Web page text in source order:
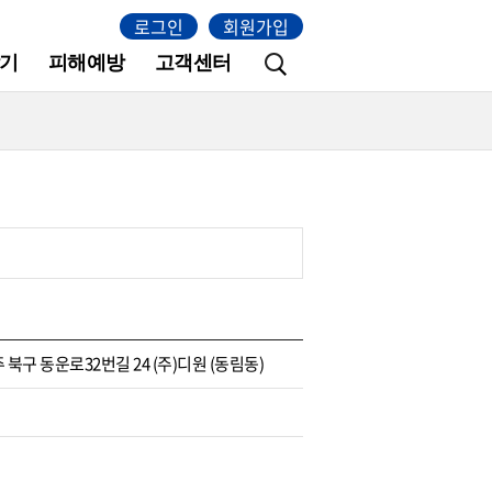
피해예방 고객센터
로그인 회원가입
북구 동운로32번길 24 (주)디원 (동림동)